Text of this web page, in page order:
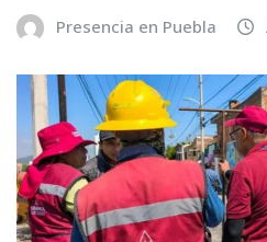
Presencia en Puebla